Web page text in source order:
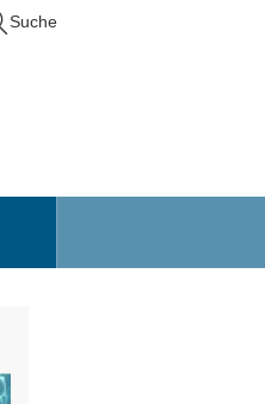
Suche